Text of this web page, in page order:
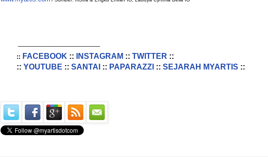
:: FACEBOOK :: INSTAGRAM :: TWITTER ::
:: YOUTUBE :: SANTAI :: PAPARAZZI :: SEJARAH MYARTIS ::